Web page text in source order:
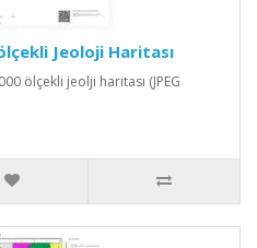
Jeoloji Haritası
ölçekli jeolji haritası (JPEG